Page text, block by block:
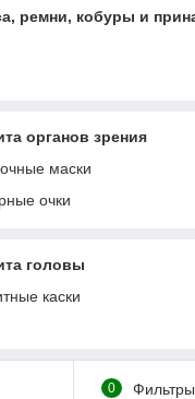
ремни, кобуры и
органов зрения
маски
очки
головы
каски
0 Фильтры